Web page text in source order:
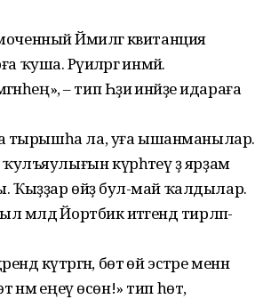
Йәмиләгә квитанция
Рәүиәләргә инмәй.
– тип Һәҙиә инәйҙе идараға
тырышһа ла, уға ышанманылар.
күрһәтеү ҙә ярҙам
Ҡыҙҙар өйҙә бул-май ҡалдылар.
мәлдә Йортбикә итәгендә тирләп-
күтәргән, бөтә өй эстәре менән
нәмә еңеү өсөн!» тип һөт,